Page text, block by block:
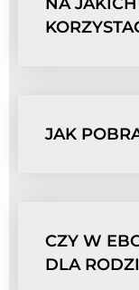
JAK
CZY W
DLA